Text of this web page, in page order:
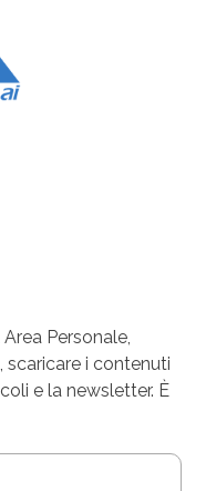
Personale,
i contenuti
e la newsletter. È